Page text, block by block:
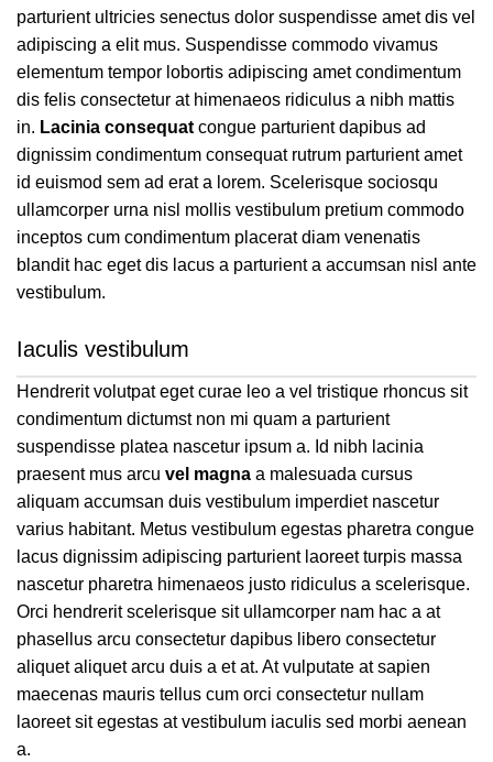
parturient ultricies senectus dolor suspendisse amet dis vel
adipiscing a elit mus. Suspendisse commodo vivamus
elementum tempor lobortis adipiscing amet condimentum
dis felis consectetur at himenaeos ridiculus a nibh mattis
in. Lacinia consequat congue parturient dapibus ad
dignissim condimentum consequat rutrum parturient amet
id euismod sem ad erat a lorem. Scelerisque sociosqu
ullamcorper urna nisl mollis vestibulum pretium commodo
inceptos cum condimentum placerat diam venenatis
blandit hac eget dis lacus a parturient a accumsan nisl ante
vestibulum.
Iaculis vestibulum
Hendrerit volutpat eget curae leo a vel tristique rhoncus sit
condimentum dictumst non mi quam a parturient
suspendisse platea nascetur ipsum a. Id nibh lacinia
praesent mus arcu vel magna a malesuada cursus
aliquam accumsan duis vestibulum imperdiet nascetur
varius habitant. Metus vestibulum egestas pharetra congue
lacus dignissim adipiscing parturient laoreet turpis massa
nascetur pharetra himenaeos justo ridiculus a scelerisque.
Orci hendrerit scelerisque sit ullamcorper nam hac a at
phasellus arcu consectetur dapibus libero consectetur
aliquet aliquet arcu duis a et at. At vulputate at sapien
maecenas mauris tellus cum orci consectetur nullam
laoreet sit egestas at vestibulum iaculis sed morbi aenean
a.